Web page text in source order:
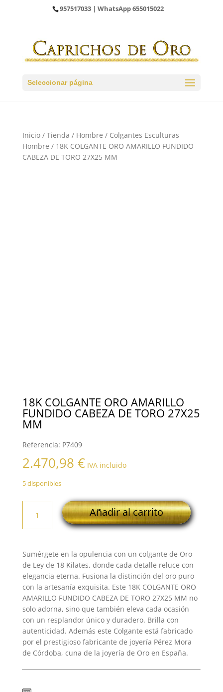
957517033 | WhatsApp655015022
Seleccionar página
Inicio/ Tienda / Hombre / Colgantes Esculturas
Hombre / 18K COLGANTE ORO AMARILLO FUNDIDO
CABEZA DE TORO 27X25 MM
18K COLGANTE ORO AMARILLO
FUNDIDO CABEZA DE TORO 27X25
MM
Referencia: P7409
2.470,98 € IVA incluido
5 disponibles
COLGANTE
ORO
FUNDIDO
CABEZA
DE
TORO
27X25
MM
Añadir al carrito
Sumérgete en la opulencia con un colgante de Oro
de Ley de 18 Kilates, donde cada detalle reluce con
elegancia eterna. Fusiona la distinción del oro puro
con la artesanía exquisita. Este 18K COLGANTE ORO
AMARILLO FUNDIDO CABEZA DE TORO 27X25 MM no
solo adorna, sino que también eleva cada ocasión
con un resplandor único y duradero. Brilla con
autenticidad. Además este Colgante está fabricado
por el prestigioso fabricante de joyería Pérez Mora
de Córdoba, cuna de la joyería de Oro en España.